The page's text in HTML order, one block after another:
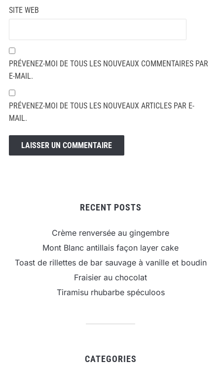
SITE WEB
PRÉVENEZ-MOI DE TOUS LES NOUVEAUX COMMENTAIRES PAR
E-MAIL.
PRÉVENEZ-MOI DE TOUS LES NOUVEAUX ARTICLES PAR E-
MAIL.
RECENT POSTS
Crème renversée au gingembre
Mont Blanc antillais façon layer cake
Toast de rillettes de bar sauvage à vanille et boudin
Fraisier au chocolat
Tiramisu rhubarbe spéculoos
CATEGORIES